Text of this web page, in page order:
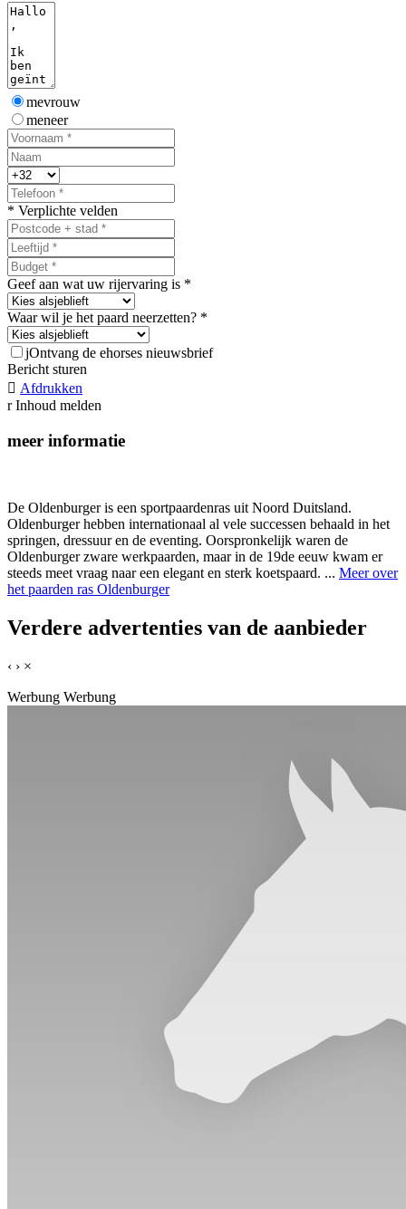
mevrouw
meneer
* Verplichte velden
Geef aan wat uw rijervaring is *
Waar wil je het paard neerzetten? *
jOntvang de ehorses nieuwsbrief
Bericht sturen
 Afdrukken
r Inhoud melden
meer informatie
De Oldenburger is een sportpaardenras uit Noord Duitsland.
Oldenburger hebben internationaal al vele successen behaald in het
springen, dressuur en de eventing. Oorspronkelijk waren de
Oldenburger zware werkpaarden, maar in de 19de eeuw kwam er
steeds meet vraag naar een elegant en sterk koetspaard. ... Meer over
het paarden ras Oldenburger
Verdere advertenties van de aanbieder
‹ › ×
Werbung Werbung